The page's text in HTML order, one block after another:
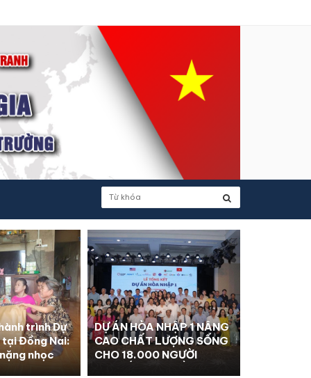
trình Dự
tại Đồng Nai:
nhọc
nỗi đau da
DỰ ÁN HÒA NHẬP 1 NÂNG
CAO CHẤT LƯỢNG SỐNG
CHO 18.000 NGƯỜI